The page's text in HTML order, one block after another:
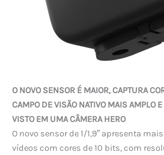
O NOVO SENSOR É MAIOR, CAPTURA
CAMPO DE VISÃO NATIVO MAIS AMPLO
VISTO EM UMA CÂMERA HERO
O novo sensor de 1/1,9″ apresenta
vídeos com cores de 10 bits, com